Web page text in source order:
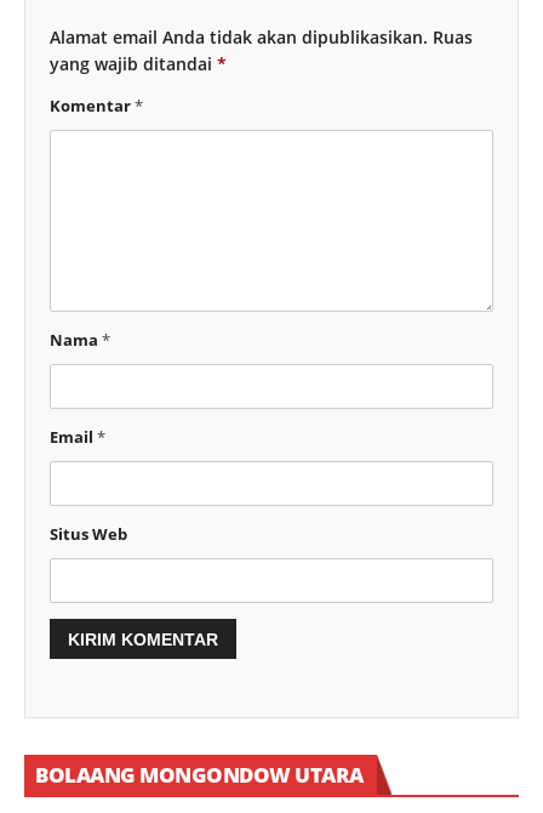
Alamat email Anda tidak akan dipublikasikan. Ruas
yang wajib ditandai *
Komentar*
Nama *
Email *
Situs Web
BOLAANG MONGONDOW UTARA